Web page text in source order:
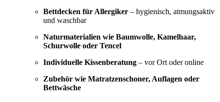
Bettdecken für Allergiker – hygienisch, atmungsaktiv
und waschbar
Naturmaterialien wie Baumwolle, Kamelhaar,
Schurwolle oder Tencel
Individuelle Kissenberatung – vor Ort oder online
Zubehör wie Matratzenschoner, Auflagen oder
Bettwäsche